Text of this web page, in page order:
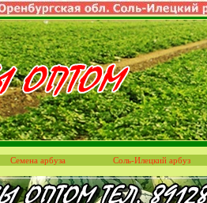
Семена арбуза Соль-Илецкий арбуз